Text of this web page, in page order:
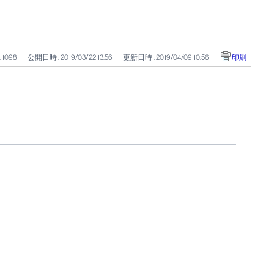
1098 公開日時 : 2019/03/22 13:56 更新日時 : 2019/04/09 10:56 印刷